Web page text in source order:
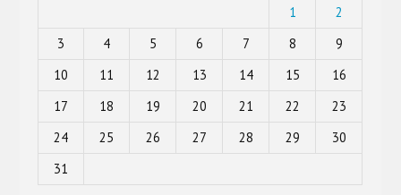
1
2
3
4 5 6 7 8
9
10
11 12 13 14 15
16
17
18 19 20 21 22
23
24
25 26 27 28 29
30
31